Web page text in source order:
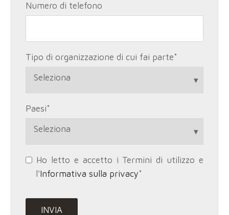
Numero di telefono
Tipo di organizzazione di cui fai parte*
Paesi*
Ho letto e accetto i Termini di utilizzo e
l'Informativa sulla privacy*